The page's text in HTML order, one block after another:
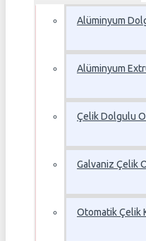
Alüminyum
Alüminyum
Çelik Dolgulu
Galvaniz Çelik
Otomatik Çelik